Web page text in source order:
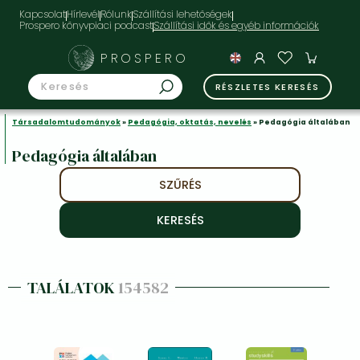
KapcsolatHírlevélRólunkSzállítási lehetőségek
Prospero könyvpiaci podcast
PROSPERO
RÉSZLETES KERESÉS
Társadalomtudományok» Pedagógia, oktatás, nevelés » Pedagógia általában
Pedagógia általában
SZŰRÉS
TALÁLATOK154582